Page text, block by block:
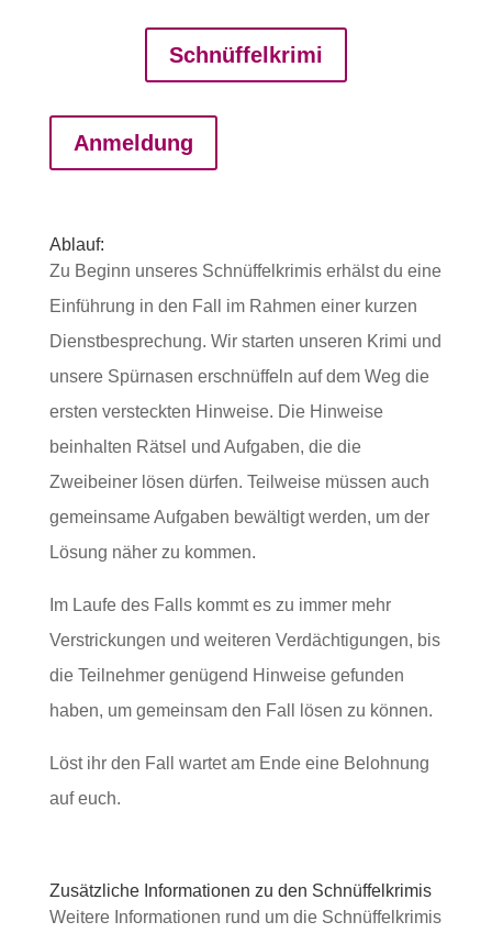
Schnüffelkrimi
Anmeldung
Ablauf:
Zu Beginn unseres Schnüffelkrimis erhälst du eine
Einführung in den Fall im Rahmen einer kurzen
Dienstbesprechung. Wir starten unseren Krimi und
unsere Spürnasen erschnüffeln auf dem Weg die
ersten versteckten Hinweise. Die Hinweise
beinhalten Rätsel und Aufgaben, die die
Zweibeiner lösen dürfen. Teilweise müssen auch
gemeinsame Aufgaben bewältigt werden, um der
Lösung näher zu kommen.
Im Laufe des Falls kommt es zu immer mehr
Verstrickungen und weiteren Verdächtigungen, bis
die Teilnehmer genügend Hinweise gefunden
haben, um gemeinsam den Fall lösen zu können.
Löst ihr den Fall wartet am Ende eine Belohnung
auf euch.
Zusätzliche Informationen zu den Schnüffelkrimis
Weitere Informationen rund um die Schnüffelkrimis